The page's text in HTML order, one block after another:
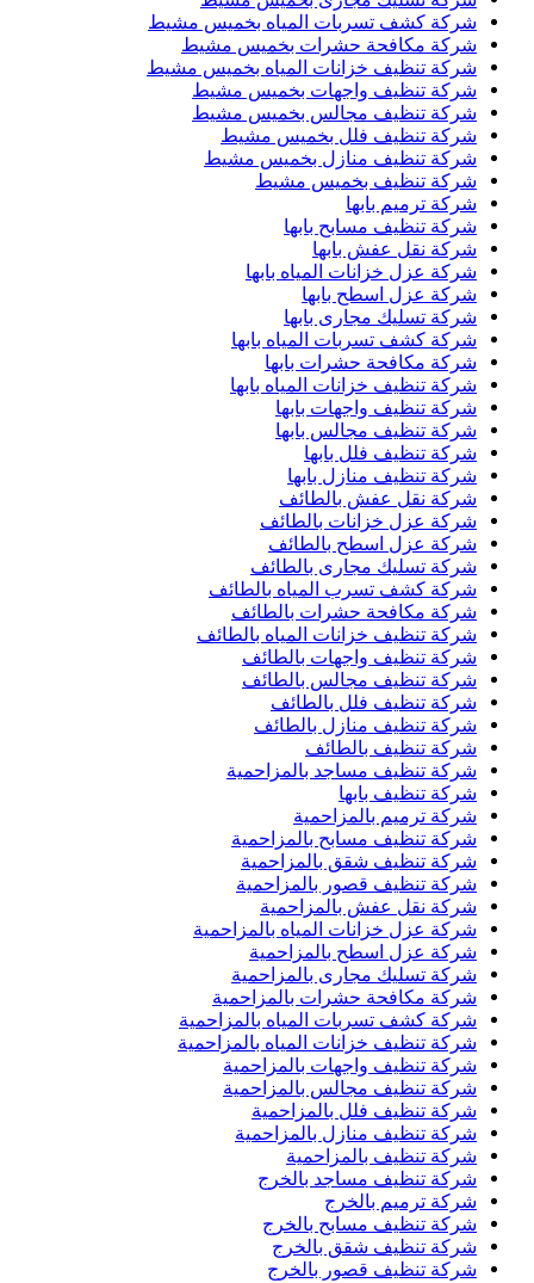
شركة كشف تسربات المياه بخميس مشيط
شركة مكافحة حشرات بخميس مشيط
شركة تنظيف خزانات المياه بخميس مشيط
شركة تنظيف واجهات بخميس مشيط
شركة تنظيف مجالس بخميس مشيط
شركة تنظيف فلل بخميس مشيط
شركة تنظيف منازل بخميس مشيط
شركة تنظيف بخميس مشيط
شركة ترميم بابها
شركة تنظيف مسابح بابها
شركة نقل عفش بابها
شركة عزل خزانات المياه بابها
شركة عزل اسطح بابها
شركة تسليك مجارى بابها
شركة كشف تسربات المياه بابها
شركة مكافحة حشرات بابها
شركة تنظيف خزانات المياه بابها
شركة تنظيف واجهات بابها
شركة تنظيف مجالس بابها
شركة تنظيف فلل بابها
شركة تنظيف منازل بابها
شركة نقل عفش بالطائف
شركة عزل خزانات بالطائف
شركة عزل اسطح بالطائف
شركة تسليك مجارى بالطائف
شركة كشف تسرب المياه بالطائف
شركة مكافحة حشرات بالطائف
شركة تنظيف خزانات المياه بالطائف
شركة تنظيف واجهات بالطائف
شركة تنظيف مجالس بالطائف
شركة تنظيف فلل بالطائف
شركة تنظيف منازل بالطائف
شركة تنظيف بالطائف
شركة تنظيف مساجد بالمزاحمية
شركة تنظيف بابها
شركة ترميم بالمزاحمية
شركة تنظيف مسابح بالمزاحمية
شركة تنظيف شقق بالمزاحمية
شركة تنظيف قصور بالمزاحمية
شركة نقل عفش بالمزاحمية
شركة عزل خزانات المياه بالمزاحمية
شركة عزل اسطح بالمزاحمية
شركة تسليك مجارى بالمزاحمية
شركة مكافحة حشرات بالمزاحمية
شركة كشف تسربات المياه بالمزاحمية
شركة تنظيف خزانات المياه بالمزاحمية
شركة تنظيف واجهات بالمزاحمية
شركة تنظيف مجالس بالمزاحمية
شركة تنظيف فلل بالمزاحمية
شركة تنظيف منازل بالمزاحمية
شركة تنظيف بالمزاحمية
شركة تنظيف مساجد بالخرج
شركة ترميم بالخرج
شركة تنظيف مسابح بالخرج
شركة تنظيف شقق بالخرج
شركة تنظيف قصور بالخرج